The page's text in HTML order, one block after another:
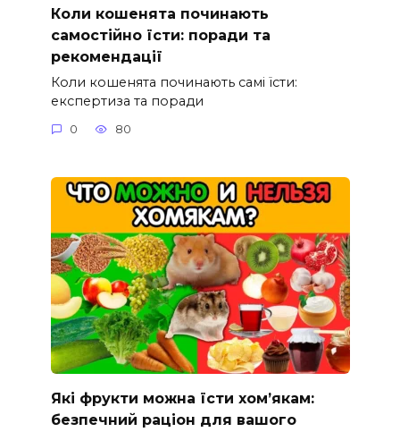
Коли кошенята починають
самостійно їсти: поради та
рекомендації
Коли кошенята починають самі їсти:
експертиза та поради
0 80
Які фрукти можна їсти хом’якам:
безпечний раціон для вашого